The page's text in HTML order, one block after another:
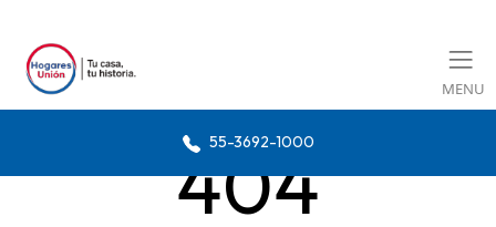
MENU
55-3692-1000
404